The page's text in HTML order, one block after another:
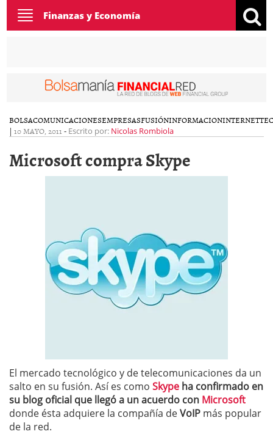
Toggle
navigation
Finanzas y Economía
BOLSACOMUNICACIONESEMPRESASFUSIÓNINFORMACIONINTERNET
| 10 MAYO, 2011 - Escrito por: Nicolas Rombiola
Microsoft compra Skype
El mercado tecnológico y de telecomunicaciones da un
salto en su fusión. Así es como Skype ha confirmado en
su blog oficial que llegó a un acuerdo con Microsoft
donde ésta adquiere la compañía deVoIP más popular
de la red.